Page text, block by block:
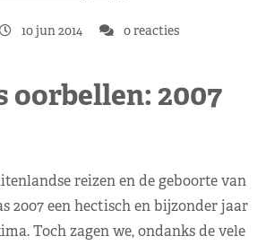
10 jun 2014 0 reacties
oorbellen: 2007
reizen en de geboorte van
2007 een hectisch en bijzonder jaar
Toch zagen we, ondanks de vele